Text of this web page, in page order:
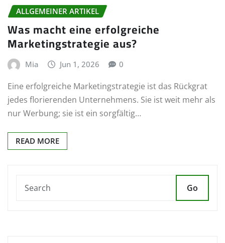
ALLGEMEINER ARTIKEL
Was macht eine erfolgreiche
Marketingstrategie aus?
Mia Jun 1, 2026 0
Eine erfolgreiche Marketingstrategie ist das Rückgrat
jedes florierenden Unternehmens. Sie ist weit mehr als
nur Werbung; sie ist ein sorgfältig…
READ MORE
Go